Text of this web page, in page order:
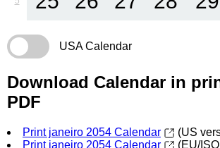
USA Calendar
Download Calendar in
PDF
Print janeiro 2054 Calendar
(US
Print janeiro 2054 Calendar
(EU/